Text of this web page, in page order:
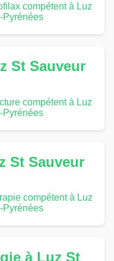
compétent à Luz
Pyrénées
St Sauveur
compétent à Luz
Pyrénées
St Sauveur
compétent à Luz
Pyrénées
à Luz St